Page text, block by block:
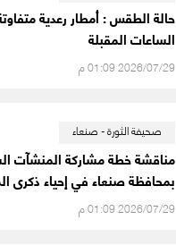
حالة الطقس : أمطار رعدية
الساعات المقبلة
2026/07/29 01:09 م
صحيفة الثورة - صنعاء
مناقشة خطة مشاركة المنشآت
بمحافظة صنعاء في إحياء ذكرى
2026/07/29 01:09 م